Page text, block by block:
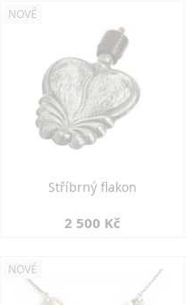
NOVÉ
Stříbrný flakon
2 500 Kč
NOVÉ